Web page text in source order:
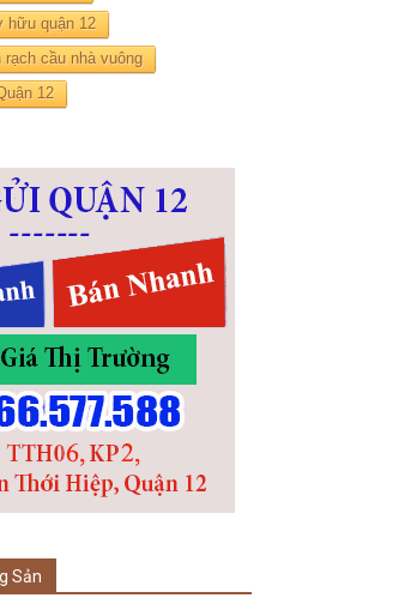
hữu quận 12
rạch cầu nhà vuông
12
Sản